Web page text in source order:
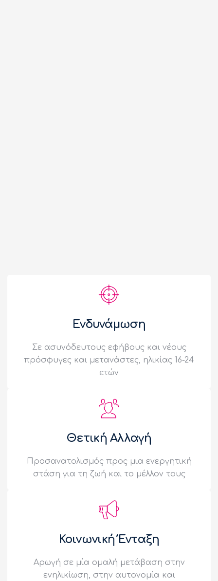
Ενδυνάμωση
Σε ασυνόδευτους εφήβους και νέους
πρόσφυγες και μετανάστες, ηλικίας 16-24
ετών
Θετική Αλλαγή
Προσανατολισμός προς μια ενεργητική
στάση για τη ζωή και το μέλλον τους
Κοινωνική Ένταξη
Αρωγή σε μία ομαλή μετάβαση στην
ενηλικίωση, στην αυτονομία και